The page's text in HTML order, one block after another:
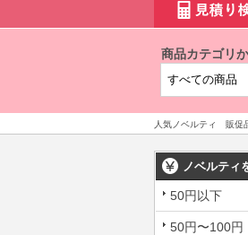
商品カテゴリ
人気ノベルティ 販促
ノベルティ
50円以下
50円〜100円